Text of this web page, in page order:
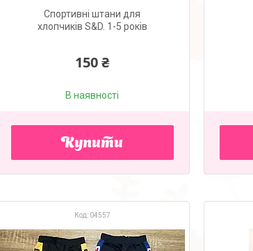
Спортивні штани для
хлопчиків S&D. 1-5 років
150 ₴
В наявності
Купити
04557